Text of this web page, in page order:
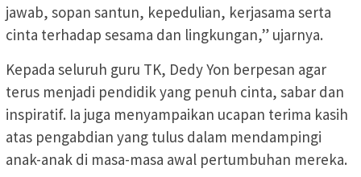
jawab, sopan santun, kepedulian, kerjasama serta
cinta terhadap sesama dan lingkungan,” ujarnya.
Kepada seluruh guru TK, Dedy Yon berpesan agar
terus menjadi pendidik yang penuh cinta, sabar dan
inspiratif. Ia juga menyampaikan ucapan terima kasih
atas pengabdian yang tulus dalam mendampingi
anak-anak di masa-masa awal pertumbuhan mereka.